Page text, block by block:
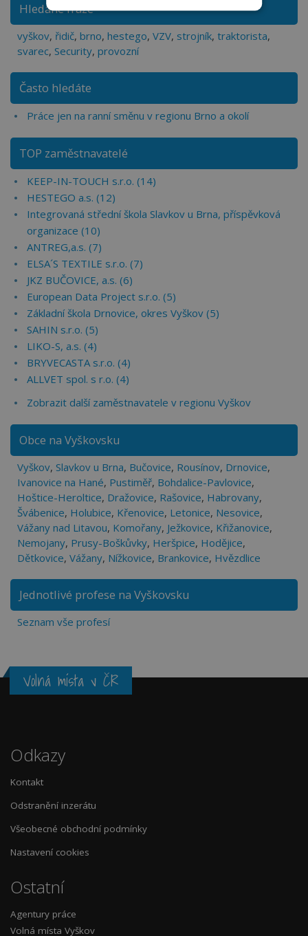
Hledané fráze
vyškov, řidič, brno, hestego, VZV, strojník, traktorista,
svarec, Security, provozní
Často hledáte
Práce jen na ranní směnu v regionu Brno a okolí
TOP zaměstnavatelé
KEEP-IN-TOUCH s.r.o. (14)
HESTEGO a.s. (12)
Integrovaná střední škola Slavkov u Brna, příspěvková
organizace (10)
ANTREG,a.s. (7)
ELSA´S TEXTILE s.r.o. (7)
JKZ BUČOVICE, a.s. (6)
European Data Project s.r.o. (5)
Základní škola Drnovice, okres Vyškov (5)
SAHIN s.r.o. (5)
LIKO-S, a.s. (4)
BRYVECASTA s.r.o. (4)
ALLVET spol. s r.o. (4)
Zobrazit další zaměstnavatele v regionu Vyškov
Obce na Vyškovsku
Vyškov, Slavkov u Brna, Bučovice, Rousínov, Drnovice,
Ivanovice na Hané, Pustiměř, Bohdalice-Pavlovice,
Hoštice-Heroltice, Dražovice, Rašovice, Habrovany,
Švábenice, Holubice, Křenovice, Letonice, Nesovice,
Vážany nad Litavou, Komořany, Ježkovice, Křižanovice,
Nemojany, Prusy-Boškůvky, Heršpice, Hodějice,
Dětkovice, Vážany, Nížkovice, Brankovice, Hvězdlice
Jednotlivé profese na Vyškovsku
Seznam vše profesí
Volná místa v ČR
Odkazy
Kontakt
Odstranění inzerátu
Všeobecné obchodní podmínky
Nastavení cookies
Ostatní
Agentury práce
Volná místa Vyškov